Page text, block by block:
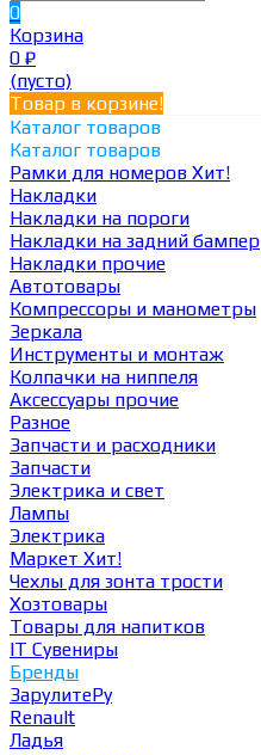
0
Корзина
0 ₽
(пусто)
Товар в корзине!
Каталог товаров
Каталог товаров
Рамки для номеров Хит!
Накладки
Накладки на пороги
Накладки на задний бампер
Накладки прочие
Автотовары
Компрессоры и манометры
Зеркала
Инструменты и монтаж
Колпачки на ниппеля
Аксессуары прочие
Разное
Запчасти и расходники
Запчасти
Электрика и свет
Лампы
Электрика
Маркет Хит!
Чехлы для зонта трости
Хозтовары
Товары для напитков
IT Сувениры
Бренды
ЗарулитеРу
Renault
Ладья